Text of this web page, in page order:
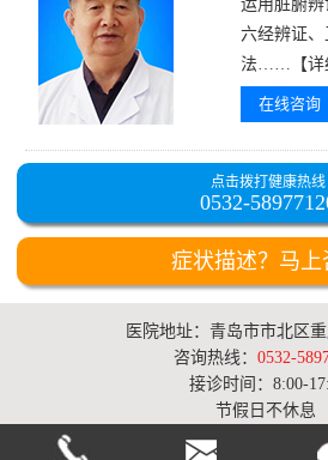
运用脏腑辨
六经辨证
法……
【详
在线咨询
点击拨打健康热线
0532-
症状描述？马上
医院地址：青岛市市北区
咨询热线： 0532-
接诊时间：8:00-
节假日不休息